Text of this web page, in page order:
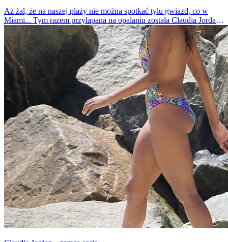
Aż żal, że na naszej plaży nie można spotkać tylu gwiazd, co w
Miami... Tym razem przyłapana na opalaniu została Claudia Jordan i
jej równie atrakcyjna koleżanka